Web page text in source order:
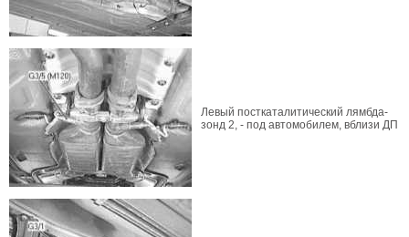
Левый посткаталитический лямбда-
зонд 2, - под автомобилем, вблизи ДП